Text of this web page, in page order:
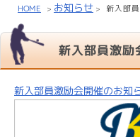
HOME > お知らせ > 新入部
新入部員激励
新入部員激励会開催のお知